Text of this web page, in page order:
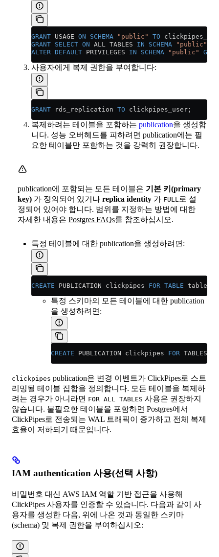
GRANT USAGE ON SCHEMA "public" TO
GRANT SELECT ON ALL TABLES IN SCHEMA "public"
ALTER DEFAULT PRIVILEGES IN SCHEMA "public"
사용자에게 복제 권한을 부여합니다:
GRANT rds_replication TO clickpipes_user;
복제하려는 테이블을 포함하는 publication을 생성합
니다. 성능 오버헤드를 피하려면 publication에는 필
요한 테이블만 포함하는 것을 강력히 권장합니다.
publication에 포함되는 모든 테이블은 기본 키(primary
key) 가 정의되어 있거나 replica identity 가 FULL로 설
정되어 있어야 합니다. 범위를 지정하는 방법에 대한
자세한 내용은 Postgres FAQs를 참조하십시오.
특정 테이블에 대한 publication을 생성하려면:
CREATE PUBLICATION clickpipes FOR TABLE
특정 스키마의 모든 테이블에 대한 publication
을 생성하려면:
CREATE PUBLICATION clickpipes FOR TABLES
clickpipes publication은 변경 이벤트가 ClickPipes로 스트
리밍될 테이블 집합을 정의합니다. 모든 테이블을 복제하
려는 경우가 아니라면 FOR ALL TABLES 사용은 권장하지
않습니다. 불필요한 테이블을 포함하면 Postgres에서
ClickPipes로 전송되는 WAL 트래픽이 증가하고 전체 복제
효율이 저하되기 때문입니다.
IAM authentication 사용(선택 사항)
비밀번호 대신 AWS IAM 역할 기반 접근을 사용해
ClickPipes 사용자를 인증할 수 있습니다. 다음과 같이 사
용자를 생성한 다음, 위에 나온 것과 동일한 스키마
(schema) 및 복제 권한을 부여하십시오: